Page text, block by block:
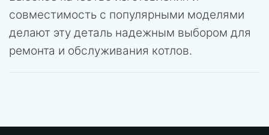
совместимость с популярными моделями
делают эту деталь надежным выбором для
ремонта и обслуживания котлов.